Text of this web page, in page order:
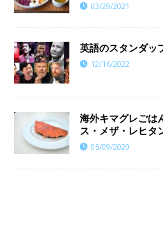
03/29/2021
英語のスタンダッ
12/16/2022
海外キマグレごは
ス・メザ・レヒタ
05/09/2020